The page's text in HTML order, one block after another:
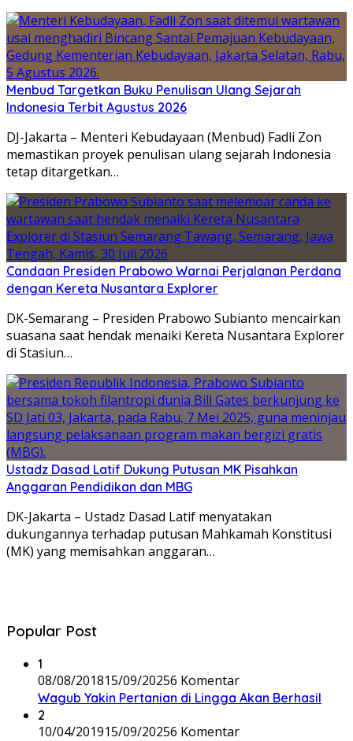
Menbud Targetkan Buku Penulisan Ulang Sejarah
Indonesia Terbit Agustus 2026
DJ-Jakarta – Menteri Kebudayaan (Menbud) Fadli Zon
memastikan proyek penulisan ulang sejarah Indonesia
tetap ditargetkan…
Candaan Presiden Prabowo Warnai Perjalanan Perdana
dengan Kereta Nusantara Explorer
DK-Semarang – Presiden Prabowo Subianto mencairkan
suasana saat hendak menaiki Kereta Nusantara Explorer
di Stasiun…
Ustadz Dasad Latif Dukung Putusan MK Pisahkan
Anggaran Pendidikan dan MBG
DK-Jakarta – Ustadz Dasad Latif menyatakan
dukungannya terhadap putusan Mahkamah Konstitusi
(MK) yang memisahkan anggaran…
Popular Post
1
08/08/201815/09/20256 Komentar
Wagub Yakin Pertanian di Lingga Akan Berhasil
2
10/04/201915/09/20256 Komentar